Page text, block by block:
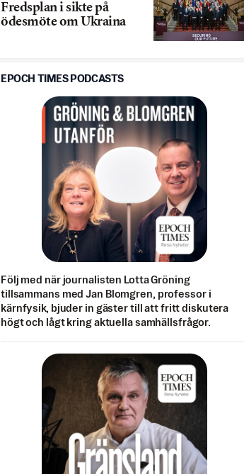
Fredsplan i sikte på
ödesmöte om Ukraina
EPOCH TIMES PODCASTS
Följ med när journalisten Lotta Gröning
tillsammans med Jan Blomgren, professor i
kärnfysik, bjuder in gäster till att fritt diskutera
högt och lågt kring aktuella samhällsfrågor.